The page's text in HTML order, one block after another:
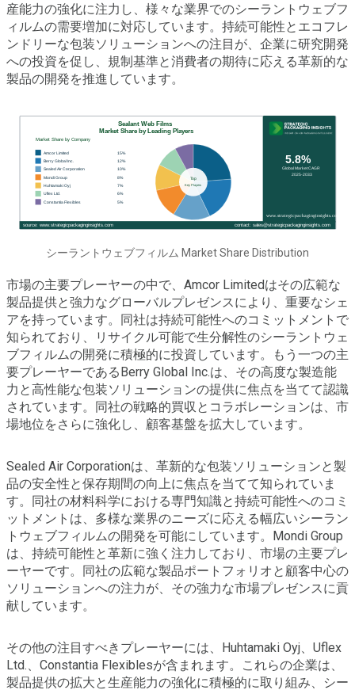
産能力の強化に注力し、様々な業界でのシーラントウェブフ
ィルムの需要増加に対応しています。持続可能性とエコフレ
ンドリーな包装ソリューションへの注目が、企業に研究開発
への投資を促し、規制基準と消費者の期待に応える革新的な
製品の開発を推進しています。
シーラントウェブフィルム Market Share Distribution
市場の主要プレーヤーの中で、Amcor Limitedはその広範な
製品提供と強力なグローバルプレゼンスにより、重要なシェ
アを持っています。同社は持続可能性へのコミットメントで
知られており、リサイクル可能で生分解性のシーラントウェ
ブフィルムの開発に積極的に投資しています。もう一つの主
要プレーヤーであるBerry Global Inc.は、その高度な製造能
力と高性能な包装ソリューションの提供に焦点を当てて認識
されています。同社の戦略的買収とコラボレーションは、市
場地位をさらに強化し、顧客基盤を拡大しています。
Sealed Air Corporationは、革新的な包装ソリューションと製
品の安全性と保存期間の向上に焦点を当てて知られていま
す。同社の材料科学における専門知識と持続可能性へのコミ
ットメントは、多様な業界のニーズに応える幅広いシーラン
トウェブフィルムの開発を可能にしています。Mondi Group
は、持続可能性と革新に強く注力しており、市場の主要プレ
ーヤーです。同社の広範な製品ポートフォリオと顧客中心の
ソリューションへの注力が、その強力な市場プレゼンスに貢
献しています。
その他の注目すべきプレーヤーには、Huhtamaki Oyj、Uflex
Ltd.、Constantia Flexiblesが含まれます。これらの企業は、
製品提供の拡大と生産能力の強化に積極的に取り組み、シー